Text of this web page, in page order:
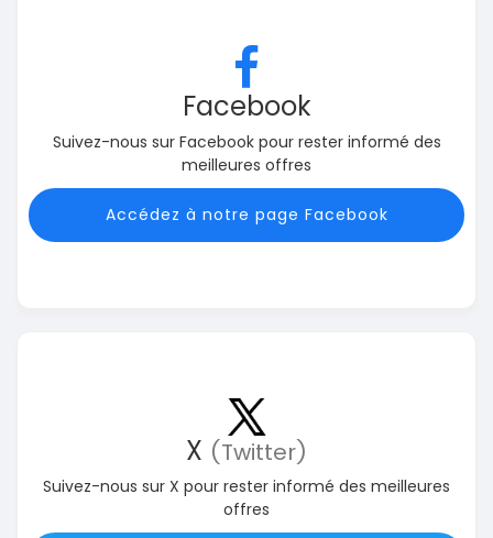
Facebook
Suivez-nous sur Facebook pour rester informé des
meilleures offres
Accédez à notre page Facebook
X (Twitter)
Suivez-nous sur X pour rester informé des meilleures
offres